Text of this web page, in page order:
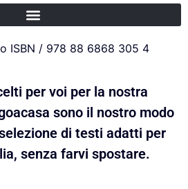
ISBN / 978 88 6868 305 4
per voi per la nostra
sono il nostro modo
di testi adatti per
senza farvi spostare.